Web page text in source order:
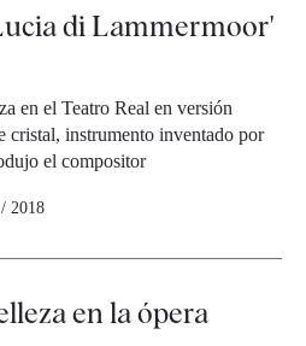
di Lammermoor'
en el Teatro Real en versión
cristal, instrumento inventado por
el compositor
2018
en la ópera